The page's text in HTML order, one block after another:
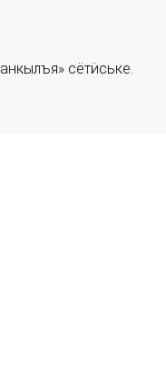
сётӥське.